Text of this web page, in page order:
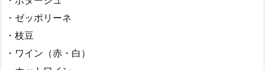
・ゼッポリーネ
・枝豆
・ワイン（赤・白）